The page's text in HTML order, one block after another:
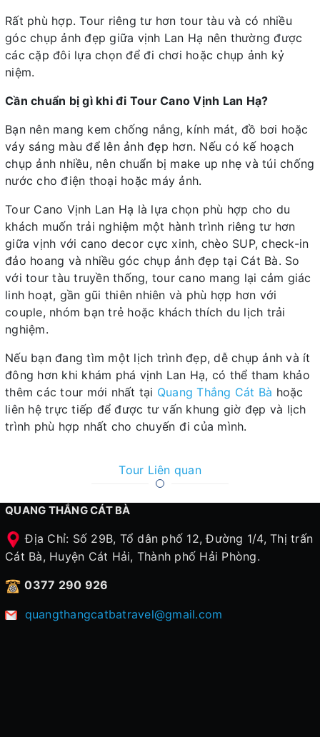
Rất phù hợp. Tour riêng tư hơn tour tàu và có nhiều
góc chụp ảnh đẹp giữa vịnh Lan Hạ nên thường được
các cặp đôi lựa chọn để đi chơi hoặc chụp ảnh kỷ
niệm.
Cần chuẩn bị gì khi đi Tour Cano Vịnh Lan Hạ?
Bạn nên mang kem chống nắng, kính mát, đồ bơi hoặc
váy sáng màu để lên ảnh đẹp hơn. Nếu có kế hoạch
chụp ảnh nhiều, nên chuẩn bị make up nhẹ và túi chống
nước cho điện thoại hoặc máy ảnh.
Tour Cano Vịnh Lan Hạ là lựa chọn phù hợp cho du
khách muốn trải nghiệm một hành trình riêng tư hơn
giữa vịnh với cano decor cực xinh, chèo SUP, check-in
đảo hoang và nhiều góc chụp ảnh đẹp tại Cát Bà. So
với tour tàu truyền thống, tour cano mang lại cảm giác
linh hoạt, gần gũi thiên nhiên và phù hợp hơn với
couple, nhóm bạn trẻ hoặc khách thích du lịch trải
nghiệm.
Nếu bạn đang tìm một lịch trình đẹp, dễ chụp ảnh và ít
đông hơn khi khám phá vịnh Lan Hạ, có thể tham khảo
thêm các tour mới nhất tại Quang Thắng Cát Bà hoặc
liên hệ trực tiếp để được tư vấn khung giờ đẹp và lịch
trình phù hợp nhất cho chuyến đi của mình.
Tour Liên quan
QUANG THẮNG CÁT BÀ
Địa Chỉ: Số 29B, Tổ dân phố 12, Đường 1/4, Thị trấn
Cát Bà, Huyện Cát Hải, Thành phố Hải Phòng.
0377 290 926
quangthangcatbatravel@gmail.com